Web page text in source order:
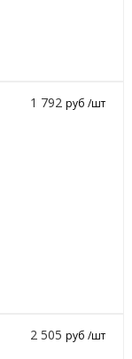
1 792руб /шт
2 505руб /шт